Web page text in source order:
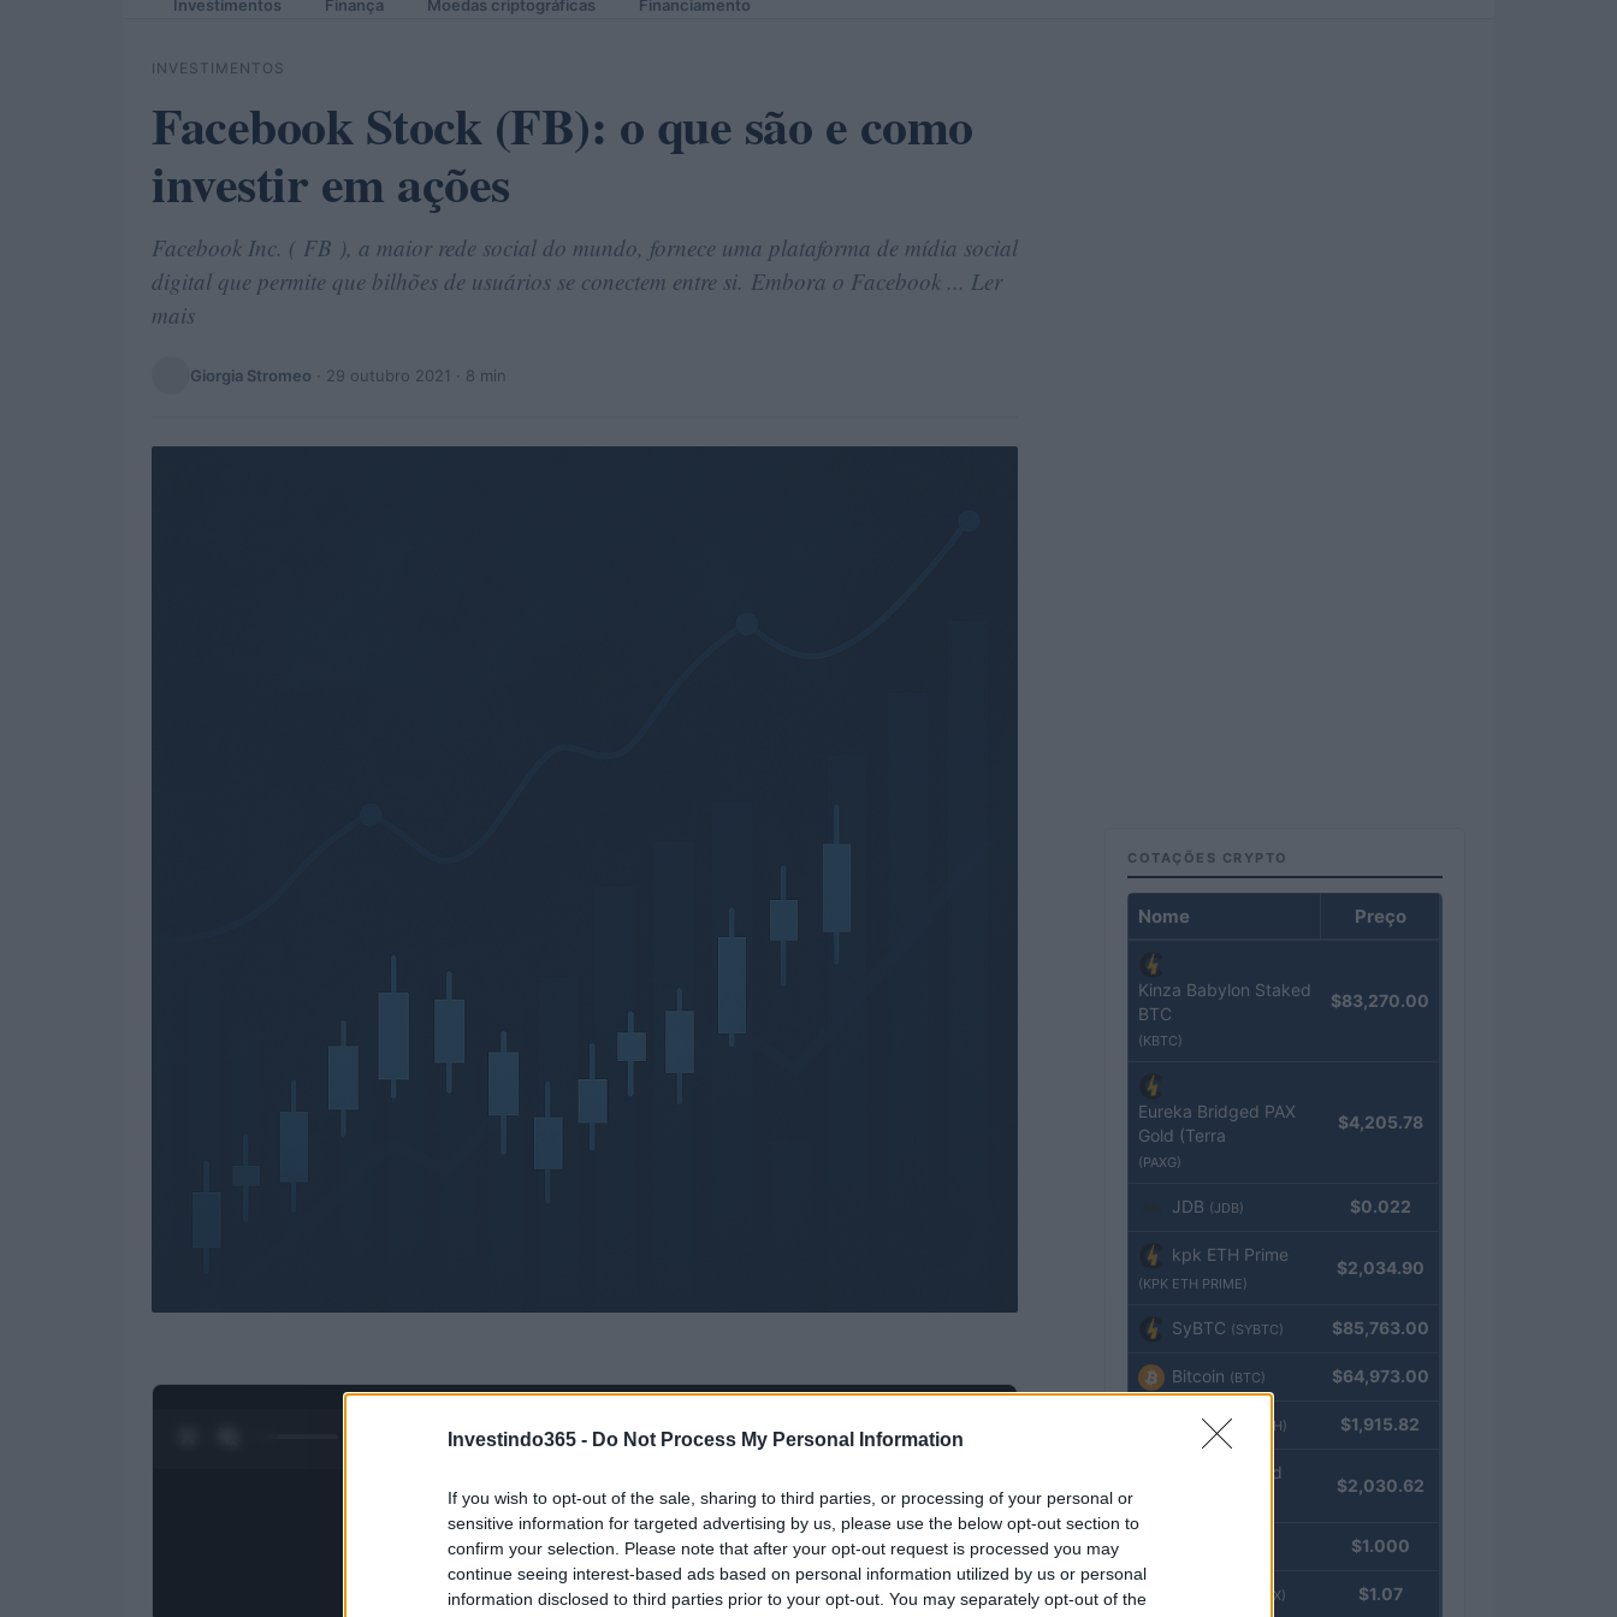
Investindo365 - Do Not Process My Personal Information
If you wish to opt-out of the sale, sharing to third parties, or processing of your personal or
sensitive information for targeted advertising by us, please use the below opt-out section to
confirm your selection. Please note that after your opt-out request is processed you may
continue seeing interest-based ads based on personal information utilized by us or personal
information disclosed to third parties prior to your opt-out. You may separately opt-out of the
Investimentos Finança Moedas criptográficas Financiamento
INVESTIMENTOS
Facebook Stock (FB): o que são e como
investir em ações
Facebook Inc. ( FB ), a maior rede social do mundo, fornece uma plataforma de mídia social
digital que permite que bilhões de usuários se conectem entre si. Embora o Facebook ... Ler
mais
Giorgia Stromeo · 29 outubro 2021 · 8 min
1/4 POWERED BY AdhubMedia
COTAÇÕES CRYPTO
Nome Preço
Kinza Babylon Staked
BTC
(KBTC)
$83,270.00
Eureka Bridged PAX
Gold (Terra
(PAXG)
$4,205.78
JDB (JDB) $0.022
kpk ETH Prime
(KPK ETH PRIME)
$2,034.90
SyBTC (SYBTC) $85,763.00
Bitcoin (BTC) $64,973.00
Ethereum (ETH) $1,915.82
kpk ETH Yield
$2,030.62
$1.000
(USDEX) $1.07